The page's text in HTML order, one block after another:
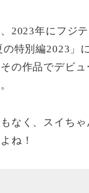
2023年にフジ
の特別編2023」
の作品でデビ
なく、スイち
ね！